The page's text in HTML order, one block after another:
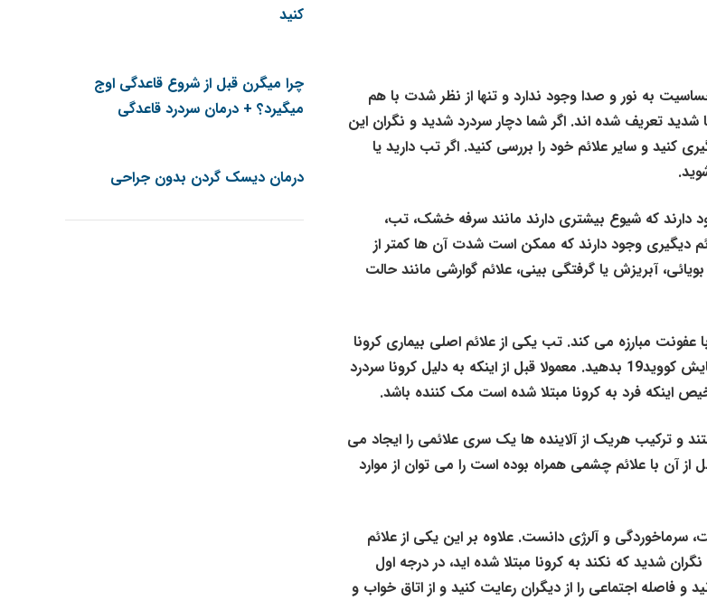
به نور و صدا وجود ندارد و تنها از نظر شدت با هم
تعریف شده اند. اگر شما دچار سردرد شدید و نگران این
کنید و سایر علائم خود را بررسی کنید. اگر تب دارید یا
دارند که شیوع بیشتری دارند مانند سرفه خشک، تب،
وجود دارند که ممکن است شدت آن ها کمتر از
آبریزش یا گرفتگی بینی، علائم گوارشی مانند حالت
که بدن با عفونت مبارزه می کند. تب یکی از علائم اصلی بیماری کرونا
می باشد، اما تب در سرماخوردگی بعید است. اگر تب بالا دارید بهتر است آزمایش کووید19 بدهید. معمولا قبل از اینکه به دلیل کرونا سردرد
اینکه فرد به کرونا مبتلا شده است مک کننده باشد.
و ترکیب هریک از آلاینده ها یک سری علائمی را ایجاد می
آن با علائم چشمی همراه بوده است را می توان از موارد
سرماخوردگی و آلرژی دانست. علاوه بر این یکی از علائم
شدید که نکند به کرونا مبتلا شده اید، در درجه اول
و فاصله اجتماعی را از دیگران رعایت کنید و از اتاق خواب و
کنید
چرا میگرن قبل از شروع قاعدگی اوج
میگیرد؟ + درمان سردرد قاعدگی
درمان دیسک گردن بدون جراحی